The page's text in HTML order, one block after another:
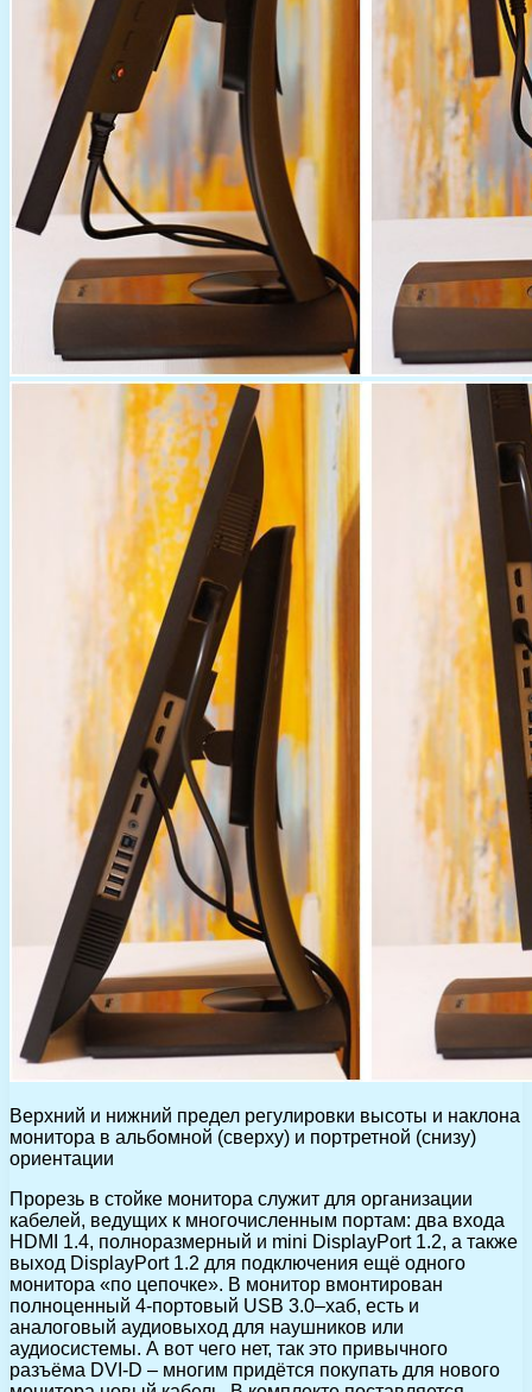
Верхний и нижний предел регулировки высоты и наклона
монитора в альбомной (сверху) и портретной (снизу)
ориентации
Прорезь в стойке монитора служит для организации
кабелей, ведущих к многочисленным портам: два входа
HDMI 1.4, полноразмерный и mini DisplayPort 1.2, а также
выход DisplayPort 1.2 для подключения ещё одного
монитора «по цепочке». В монитор вмонтирован
полноценный 4-портовый USB 3.0–хаб, есть и
аналоговый аудиовыход для наушников или
аудиосистемы. А вот чего нет, так это привычного
разъёма DVI-D – многим придётся покупать для нового